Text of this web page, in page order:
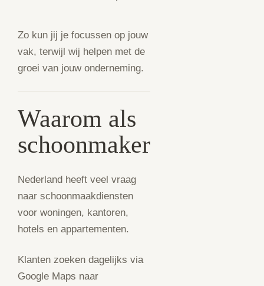
Zo kun jij je focussen op jouw
vak, terwijl wij helpen met de
groei van jouw onderneming.
Waarom als
schoonmaker
Nederland heeft veel vraag
naar schoonmaakdiensten
voor woningen, kantoren,
hotels en appartementen.
Klanten zoeken dagelijks via
Google Maps naar